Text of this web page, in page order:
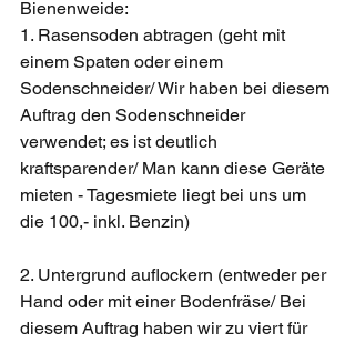
Bienenweide:
1. Rasensoden abtragen (geht mit
einem Spaten oder einem
Sodenschneider/ Wir haben bei diesem
Auftrag den Sodenschneider
verwendet; es ist deutlich
kraftsparender/ Man kann diese Geräte
mieten - Tagesmiete liegt bei uns um
die 100,- inkl. Benzin)
2. Untergrund auflockern (entweder per
Hand oder mit einer Bodenfräse/ Bei
diesem Auftrag haben wir zu viert für